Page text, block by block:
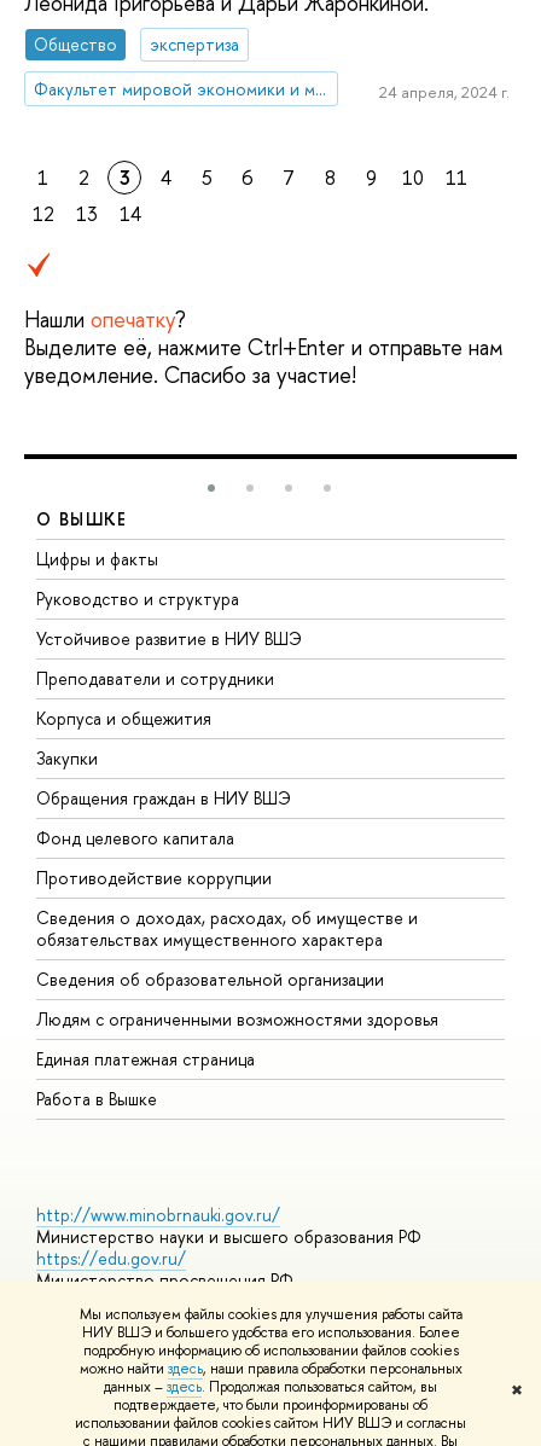
Мы используем файлы cookies для улучшения работы сайта
НИУ ВШЭ и большего удобства его использования. Более
подробную информацию об использовании файлов cookies
можно найти здесь, наши правила обработки персональных
данных –здесь. Продолжая пользоваться сайтом, вы
подтверждаете, что были проинформированы об
использовании файлов cookies сайтом НИУ ВШЭ и согласны
с нашими правилами обработки персональных данных. Вы
✖
Общество
экспертиза
Факультет мировой экономики и мировой политики
24 апреля, 2024 г.
1 2 3 4 5 6 7 8 9 10
11
12
13 14
Нашли опечатку?
Выделите её, нажмите Ctrl+Enter и отправьте нам
уведомление. Спасибо за участие!
О ВЫШКЕ
Цифры и факты
Руководство и структура
Устойчивое развитие в НИУ ВШЭ
Преподаватели и сотрудники
Корпуса и общежития
Закупки
Обращения граждан в НИУ ВШЭ
Фонд целевого капитала
Противодействие коррупции
Сведения о доходах, расходах, об имуществе и
обязательствах имущественного характера
Сведения об образовательной организации
Людям с ограниченными возможностями здоровья
Единая платежная страница
Работа в Вышке
http://www.minobrnauki.gov.ru/
Министерство науки и высшего образования РФ
https://edu.gov.ru/
Министерство просвещения РФ
Массовые открытые онлайн-курсы
© НИУ ВШЭ 1993–2026 Адреса и контактыУсловия
использования материалов Политика конфиденциальности